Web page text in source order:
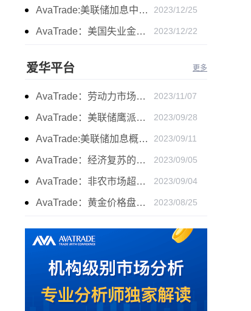
AvaTrade:美联储加息中，黄金强势拉升震荡 2023/12/25
AvaTrade：美国失业金人数的表现，现货黄金持续高位震荡 2023/12/22
爱华平台 更多
AvaTrade：劳动力市场宽松，黄金下跌 2023/11/07
AvaTrade：美联储鹰派言论，黄金价格小幅度波动 2023/09/28
AvaTrade:美联储加息概率上升，黄金震荡短期压力 2023/09/11
AvaTrade：经济复苏的刺激下，黄金保持震荡继续走跌 2023/09/05
AvaTrade：非农市场超过预期，黄金价格震荡 2023/09/04
AvaTrade：黄金价格盘内开启窄幅慢跌行情 2023/08/25